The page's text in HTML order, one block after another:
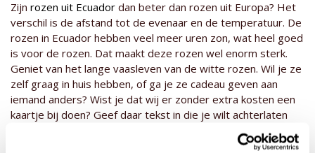
Zijn rozen uit Ecuador dan beter dan rozen uit Europa? Het
verschil is de afstand tot de evenaar en de temperatuur. De
rozen in Ecuador hebben veel meer uren zon, wat heel goed
is voor de rozen. Dat maakt deze rozen wel enorm sterk.
Geniet van het lange vaasleven van de witte rozen. Wil je ze
zelf graag in huis hebben, of ga je ze cadeau geven aan
iemand anders? Wist je dat wij er zonder extra kosten een
kaartje bij doen? Geef daar tekst in die je wilt achterlaten
voor de ontvanger of laat een videoboodschap achter,
zodat de ontvanger weet van wie deze mooie rozen komen!